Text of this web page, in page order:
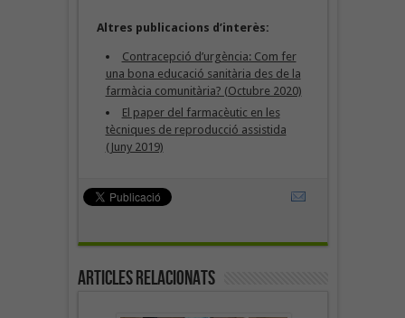
Altres publicacions d’interès:
Contracepció d’urgència: Com fer
una bona educació sanitària des de la
farmàcia comunitària? (Octubre 2020)
El paper del farmacèutic en les
tècniques de reproducció assistida
(Juny 2019)
Articles Relacionats